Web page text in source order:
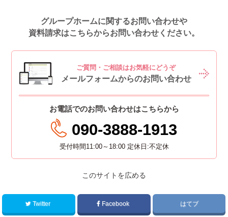
グループホームに関するお問い合わせや
資料請求はこちらからお問い合わせください。
ご質問・ご相談はお気軽にどうぞ
メールフォームからのお問い合わせ
お電話でのお問い合わせはこちらから
090-3888-1913
受付時間11:00～18:00 定休日:不定休
このサイトを広める
Twitter Facebook はてブ